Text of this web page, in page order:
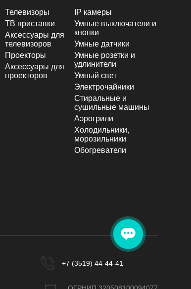
Телевизоры
ТВ приставки
Аксессуары для
телевизоров
Проекторы
Аксессуары для
проекторов
IP камеры
Умные выключатели и
кнопки
Умные датчики
Умные розетки и
удлинители
Умный свет
Электрочайники
Стиральные и
сушильные машины
Аэрогрили
Холодильники,
морозильники
Обогреватели
+7 (3519) 44-44-41